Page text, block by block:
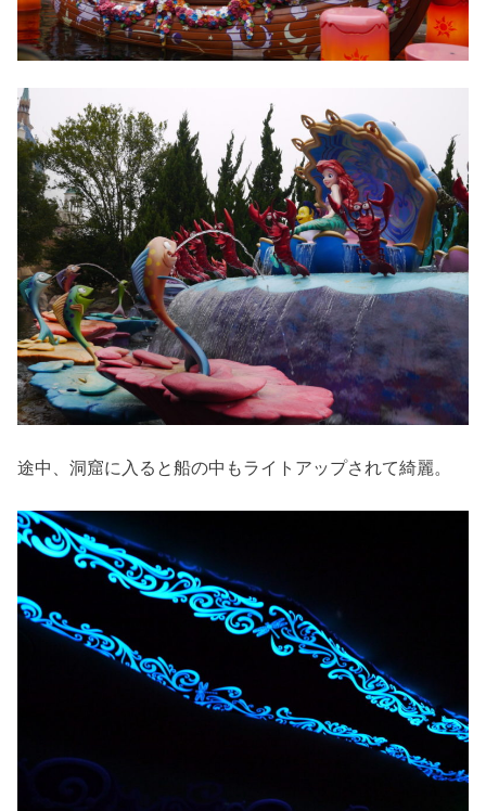
途中、洞窟に入ると船の中もライトアップされて綺麗。